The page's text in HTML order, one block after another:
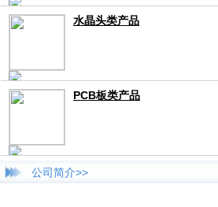
水晶头类产品
PCB板类产品
公司简介>>